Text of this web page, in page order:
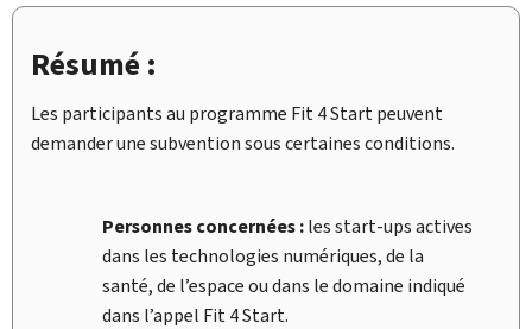
Résumé :
Les participants au programme Fit 4 Startpeuvent
demander une subvention sous certaines conditions.
Personnes concernées :lesstart-upsactives
dans les technologies numériques, de la
santé, de l’espace ou dans le domaine indiqué
dans l’appel Fit 4 Start.